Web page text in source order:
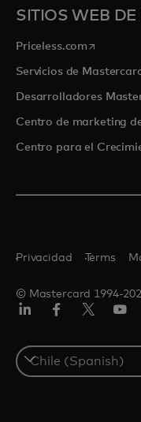
SITIOS WEB
Priceless.com se abre
Servicios de Mastercard
Desarrolladores
Centro de marketing
Centro para el
© Mastercard 1994-
Privacidad Terms
Select
a
country